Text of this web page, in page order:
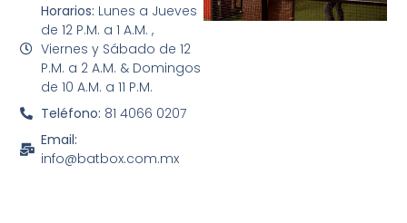
Horarios: Lunes a Jueves
de 12 P.M. a 1 A.M. ,
Viernes y Sábado de 12
P.M. a 2 A.M. & Domingos
de 10 A.M. a 11 P.M.
Teléfono: 81 4066 0207
Email:
info@batbox.com.mx